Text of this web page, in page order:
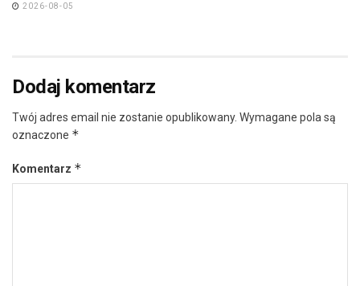
2026-08-05
Dodaj komentarz
Twój adres email nie zostanie opublikowany. Wymagane pola są
oznaczone *
Komentarz *